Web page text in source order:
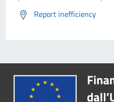
Report inefficiency